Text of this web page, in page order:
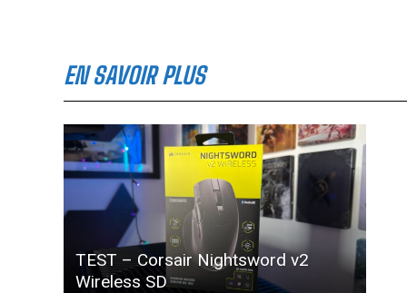
EN SAVOIR PLUS
TEST – Corsair Nightsword v2
Wireless SD